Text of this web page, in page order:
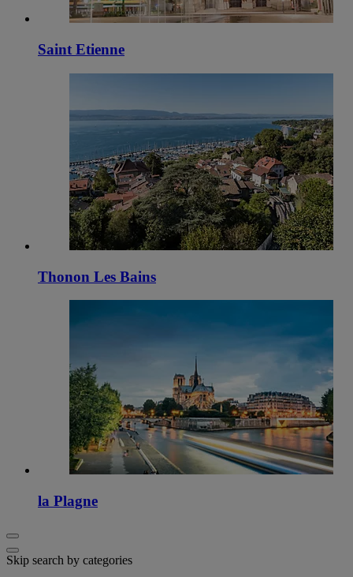
Saint Etienne
Thonon Les Bains
la Plagne
Skip search by categories